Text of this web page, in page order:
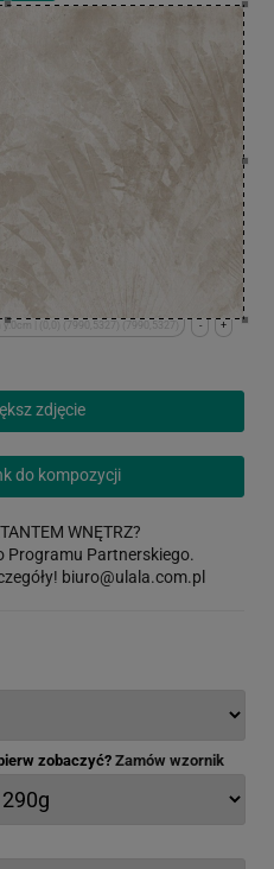
+
-
y:0cm | (0,0) (7990,5327) (7990,5327)
zdjęcie
do kompozycji
WNĘTRZ?
Programu Partnerskiego.
biuro@ulala.com.pl
zobaczyć? Zamów wzornik